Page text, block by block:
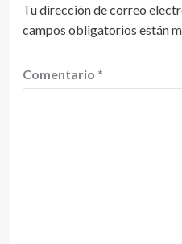
Tu dirección de correo
campos obligatorios están
Comentario *